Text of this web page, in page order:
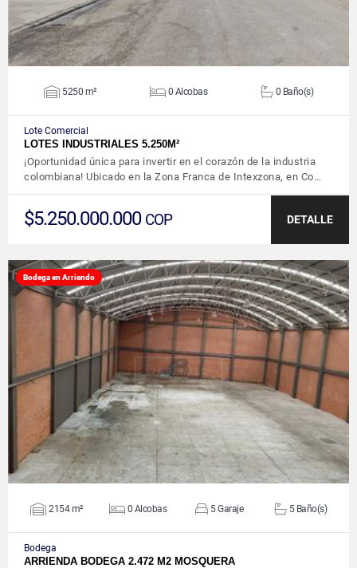
5250 m² 0 Alcobas 0 Baño(s)
Lote Comercial
LOTES INDUSTRIALES 5.250M²
¡Oportunidad única para invertir en el corazón de la industria
colombiana! Ubicado en la Zona Franca de Intexzona, en Co…
$5.250.000.000 COP DETALLE
Bodega en Arriendo
VER DETALLES
2154 m² 0 Alcobas 5 Garaje 5 Baño(s)
Bodega
ARRIENDA BODEGA 2.472 M2 MOSQUERA